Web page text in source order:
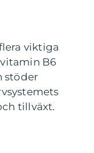
viktiga
B6
stöder
tillväxt.